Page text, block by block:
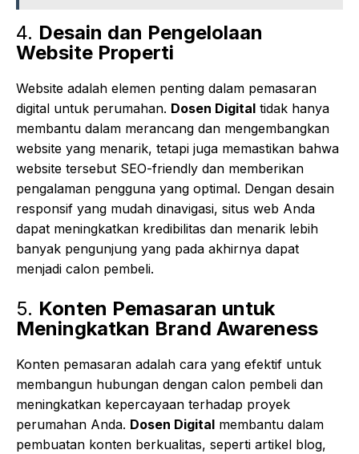
4. Desain dan Pengelolaan
Website Properti
Website adalah elemen penting dalam pemasaran
digital untuk perumahan. Dosen Digital tidak hanya
membantu dalam merancang dan mengembangkan
website yang menarik, tetapi juga memastikan bahwa
website tersebut SEO-friendly dan memberikan
pengalaman pengguna yang optimal. Dengan desain
responsif yang mudah dinavigasi, situs web Anda
dapat meningkatkan kredibilitas dan menarik lebih
banyak pengunjung yang pada akhirnya dapat
menjadi calon pembeli.
5. Konten Pemasaran untuk
Meningkatkan Brand Awareness
Konten pemasaran adalah cara yang efektif untuk
membangun hubungan dengan calon pembeli dan
meningkatkan kepercayaan terhadap proyek
perumahan Anda. Dosen Digital membantu dalam
pembuatan konten berkualitas, seperti artikel blog,